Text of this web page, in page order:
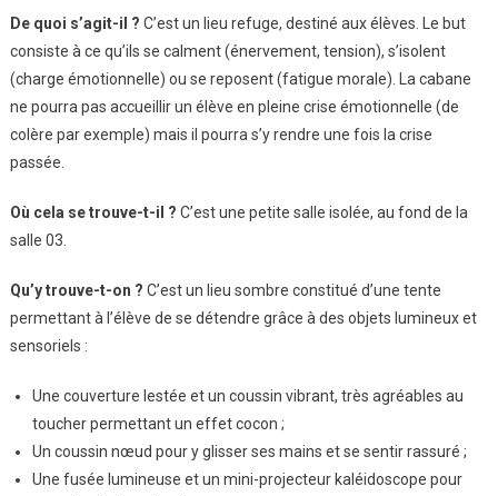
Le
Bien-
Être
Des
Élèves
De quoi s’agit-il ? C’est un lieu refuge, destiné aux élèves. Le but
consiste à ce qu’ils se calment (énervement, tension), s’isolent
(charge émotionnelle) ou se reposent (fatigue morale). La cabane
ne pourra pas accueillir un élève en pleine crise émotionnelle (de
colère par exemple) mais il pourra s’y rendre une fois la crise
passée.
Où cela se trouve-t-il ? C’est une petite salle isolée, au fond de la
salle 03.
Qu’y trouve-t-on ? C’est un lieu sombre constitué d’une tente
permettant à l’élève de se détendre grâce à des objets lumineux et
sensoriels :
Une couverture lestée et un coussin vibrant, très agréables au
toucher permettant un effet cocon ;
Un coussin nœud pour y glisser ses mains et se sentir rassuré ;
Une fusée lumineuse et un mini-projecteur kaléidoscope pour